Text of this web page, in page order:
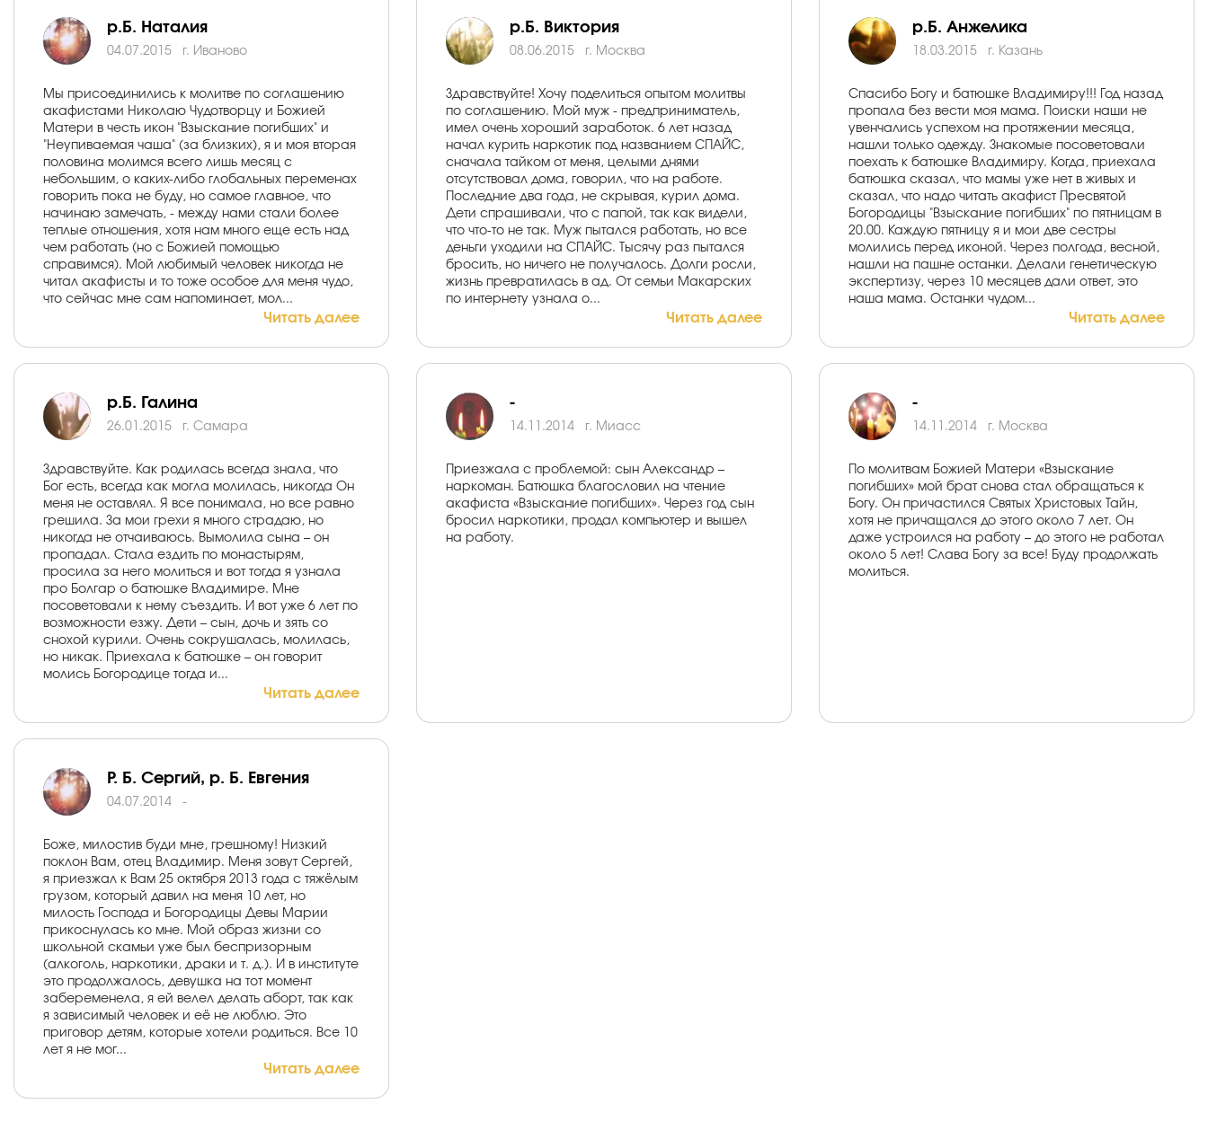
р.Б. Наталия
04.07.2015 г. Иваново
Мы присоединились к молитве по соглашению
акафистами Николаю Чудотворцу и Божией
Матери в честь икон "Взыскание погибших" и
"Неупиваемая чаша" (за близких), я и моя вторая
половина молимся всего лишь месяц с
небольшим, о каких-либо глобальных переменах
говорить пока не буду, но самое главное, что
начинаю замечать, - между нами стали более
теплые отношения, хотя нам много еще есть над
чем работать (но с Божией помощью
справимся). Мой любимый человек никогда не
читал акафисты и то тоже особое для меня чудо,
что сейчас мне сам напоминает, мол...
Читать далее
р.Б. Виктория
08.06.2015 г. Москва
Здравствуйте! Хочу поделиться опытом молитвы
по соглашению. Мой муж - предприниматель,
имел очень хороший заработок. 6 лет назад
начал курить наркотик под названием СПАЙС,
сначала тайком от меня, целыми днями
отсутствовал дома, говорил, что на работе.
Последние два года, не скрывая, курил дома.
Дети спрашивали, что с папой, так как видели,
что что-то не так. Муж пытался работать, но все
деньги уходили на СПАЙС. Тысячу раз пытался
бросить, но ничего не получалось. Долги росли,
жизнь превратилась в ад. От семьи Макарских
по интернету узнала о...
Читать далее
р.Б. Анжелика
18.03.2015 г. Казань
Спасибо Богу и батюшке Владимиру!!! Год назад
пропала без вести моя мама. Поиски наши не
увенчались успехом на протяжении месяца,
нашли только одежду. Знакомые посоветовали
поехать к батюшке Владимиру. Когда, приехала
батюшка сказал, что мамы уже нет в живых и
сказал, что надо читать акафист Пресвятой
Богородицы "Взыскание погибших" по пятницам в
20.00. Каждую пятницу я и мои две сестры
молились перед иконой. Через полгода, весной,
нашли на пашне останки. Делали генетическую
экспертизу, через 10 месяцев дали ответ, это
наша мама. Останки чудом...
Читать далее
р.Б. Галина
26.01.2015 г. Самара
Здравствуйте. Как родилась всегда знала, что
Бог есть, всегда как могла молилась, никогда Он
меня не оставлял. Я все понимала, но все равно
грешила. За мои грехи я много страдаю, но
никогда не отчаиваюсь. Вымолила сына – он
пропадал. Стала ездить по монастырям,
просила за него молиться и вот тогда я узнала
про Болгар о батюшке Владимире. Мне
посоветовали к нему съездить. И вот уже 6 лет по
возможности езжу. Дети – сын, дочь и зять со
снохой курили. Очень сокрушалась, молилась,
но никак. Приехала к батюшке – он говорит
молись Богородице тогда и...
Читать далее
-
14.11.2014 г. Миасс
Приезжала с проблемой: сын Александр –
наркоман. Батюшка благословил на чтение
акафиста «Взыскание погибших». Через год сын
бросил наркотики, продал компьютер и вышел
на работу.
-
14.11.2014 г. Москва
По молитвам Божией Матери «Взыскание
погибших» мой брат снова стал обращаться к
Богу. Он причастился Святых Христовых Тайн,
хотя не причащался до этого около 7 лет. Он
даже устроился на работу – до этого не работал
около 5 лет! Слава Богу за все! Буду продолжать
молиться.
Р. Б. Cергий, р. Б. Евгения
04.07.2014 -
Боже, милостив буди мне, грешному! Низкий
поклон Вам, отец Владимир. Меня зовут Сергей,
я приезжал к Вам 25 октября 2013 года с тяжёлым
грузом, который давил на меня 10 лет, но
милость Господа и Богородицы Девы Марии
прикоснулась ко мне. Мой образ жизни со
школьной скамьи уже был беспризорным
(алкоголь, наркотики, драки и т. д.). И в институте
это продолжалось, девушка на тот момент
забеременела, я ей велел делать аборт, так как
я зависимый человек и её не люблю. Это
приговор детям, которые хотели родиться. Все 10
лет я не мог...
Читать далее